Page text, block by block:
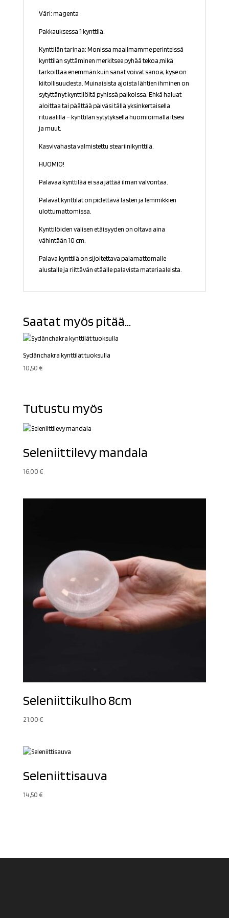
Väri: magenta
Pakkauksessa 1 kynttilä.
Kynttilän tarinaa: Monissa maailmamme perinteissä
kynttilän syttäminen merkitsee pyhää tekoa,mikä
tarkoittaa enemmän kuin sanat voivat sanoa; kyse on
kiitollisuudesta. Muinaisista ajoista lähtien ihminen on
sytyttänyt kynttilöitä pyhissä paikoissa. Ehkä haluat
aloittaa tai päättää päiväsi tällä yksinkertaisella
rituaalilla – kynttilän sytytyksellä huomioimalla itsesi
ja muut.
Kasvivahasta valmistettu steariinikynttilä.
HUOMIO!
Palavaa kynttilää ei saa jättää ilman valvontaa.
Palavat kynttilät on pidettävä lasten ja lemmikkien
ulottumattomissa.
Kynttilöiden välisen etäisyyden on oltava aina
vähintään 10 cm.
Palava kynttilä on sijoitettava palamattomalle
alustalle ja riittävän etäälle palavista materiaaleista.
Saatat myös pitää...
Sydänchakra kynttilät tuoksulla
10,50€
Tutustu myös
Seleniittilevy mandala
16,00€
Seleniittikulho 8cm
21,00€
Seleniittisauva
14,50€